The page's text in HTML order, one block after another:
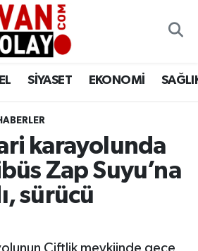
SİYASET EKONOMİ
karayolunda
Zap Suyu’na
sürücü
Çiftlik mevkiinde gece
Haritası
Durumu ve Fikstür